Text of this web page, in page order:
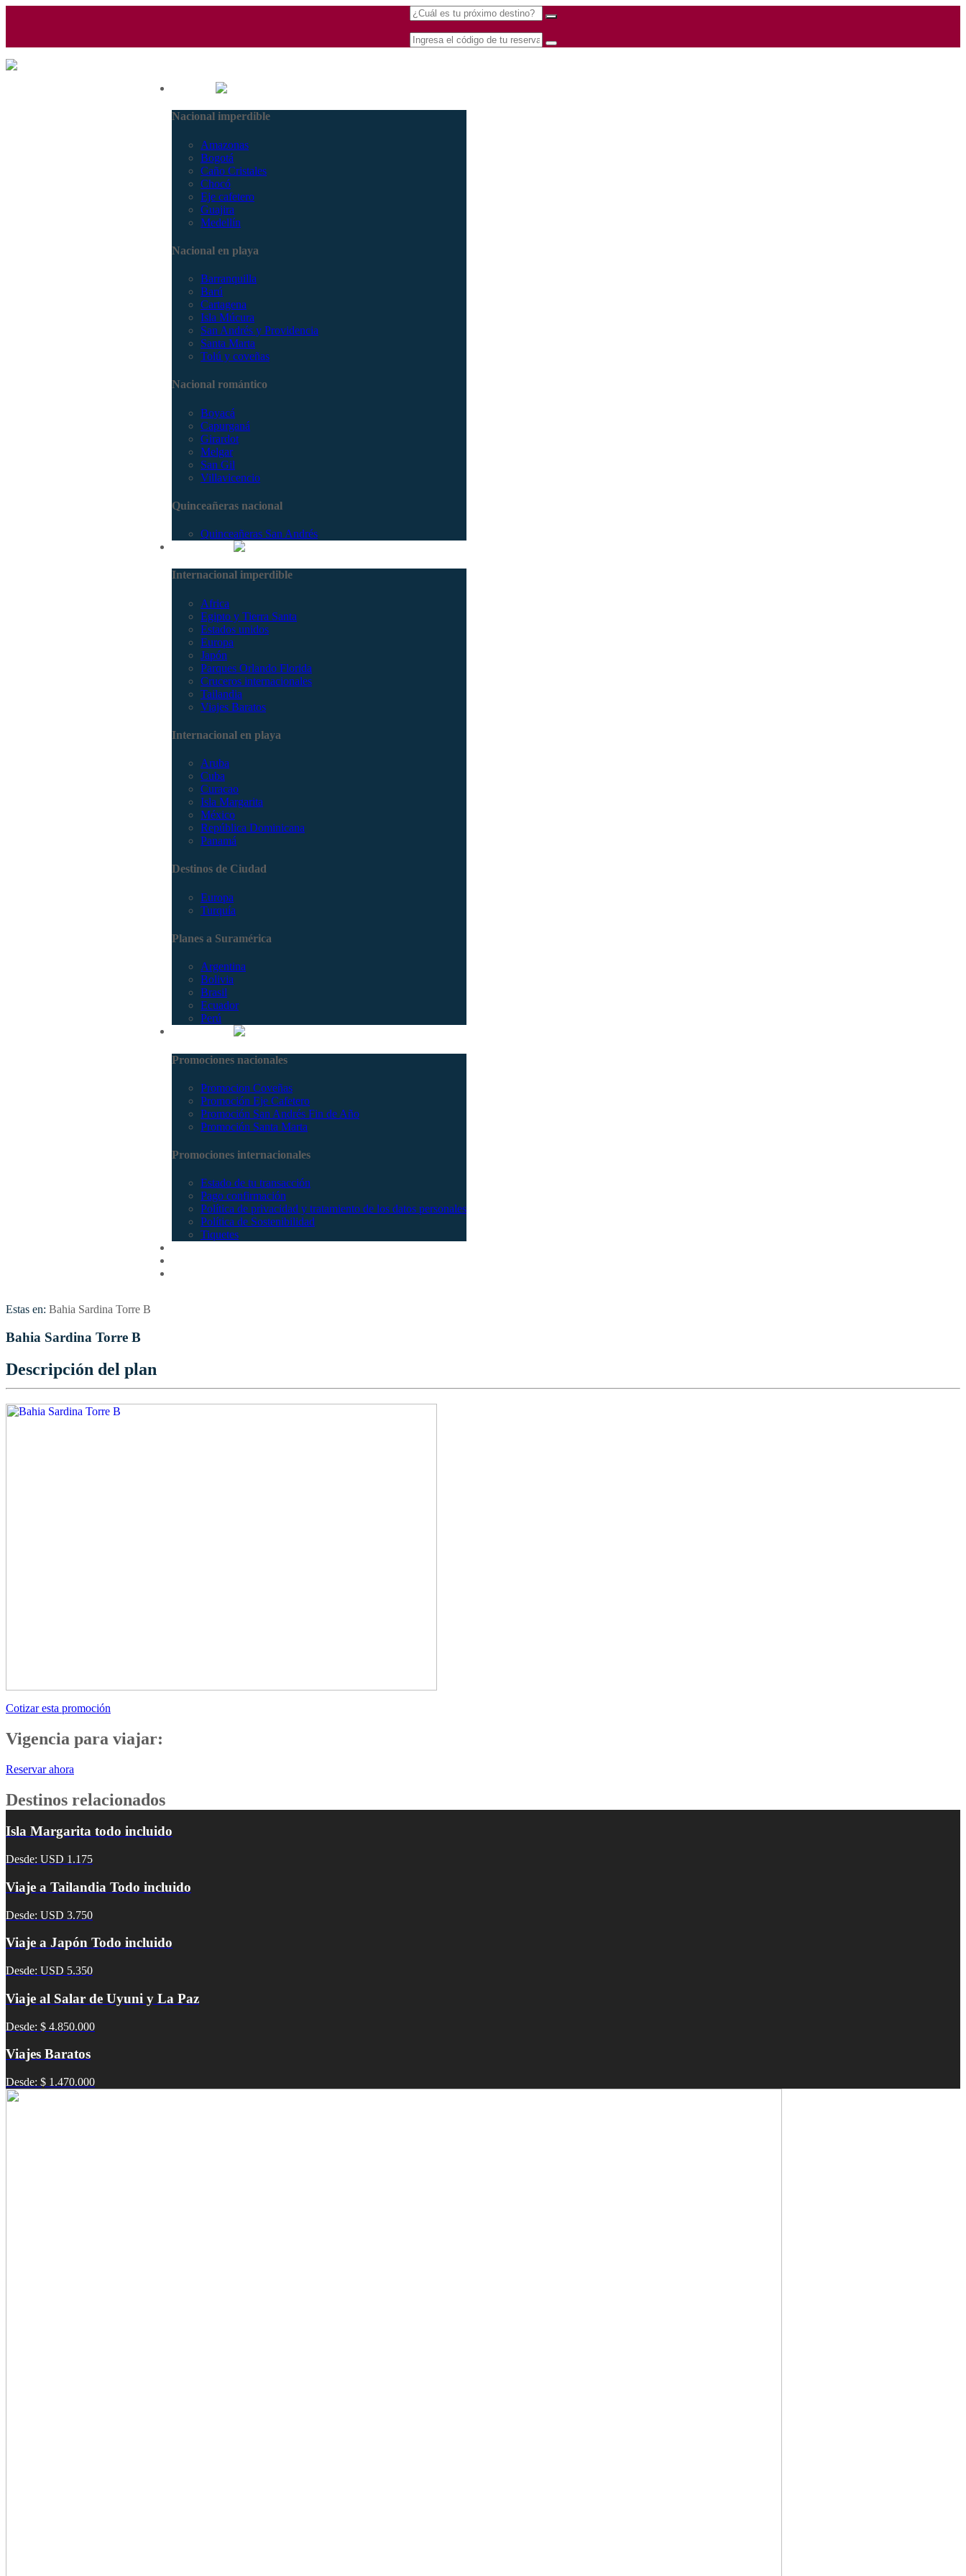
Nacional imperdible
Amazonas
Bogotá
Caño Cristales
Chocó
Eje cafetero
Guajira
Medellín
Nacional en playa
Barranquilla
Barú
Cartagena
Isla Múcura
San Andrés y Providencia
Santa Marta
Tolú y coveñas
Nacional romántico
Boyacá
Capurganá
Girardot
Melgar
San Gil
Villavicencio
Quinceañeras nacional
Quinceañeras San Andrés
Internacional imperdible
Africa
Egipto y Tierra Santa
Estados unidos
Europa
Japón
Parques Orlando Florida
Cruceros internacionales
Tailandia
Viajes Baratos
Internacional en playa
Aruba
Cuba
Curacao
Isla Margarita
México
República Dominicana
Panamá
Destinos de Ciudad
Europa
Turquía
Planes a Suramérica
Argentina
Bolivia
Brasil
Ecuador
Perú
Promociones nacionales
Promocion Coveñas
Promoción Eje Cafetero
Promoción San Andrés Fin de Año
Promoción Santa Marta
Promociones internacionales
Estado de tu transacción
Pago confirmación
Política de privacidad y tratamiento de los datos personales
Política de Sostenibilidad
Tiquetes
Estas en: Bahia Sardina Torre B
Bahia Sardina Torre B
Descripción del plan
Cotizar esta promoción
Vigencia para viajar:
Reservar ahora
Destinos relacionados
Isla Margarita todo incluido
Desde: USD 1.175
Viaje a Tailandia Todo incluido
Desde: USD 3.750
Viaje a Japón Todo incluido
Desde: USD 5.350
Viaje al Salar de Uyuni y La Paz
Desde: $ 4.850.000
Viajes Baratos
Desde: $ 1.470.000